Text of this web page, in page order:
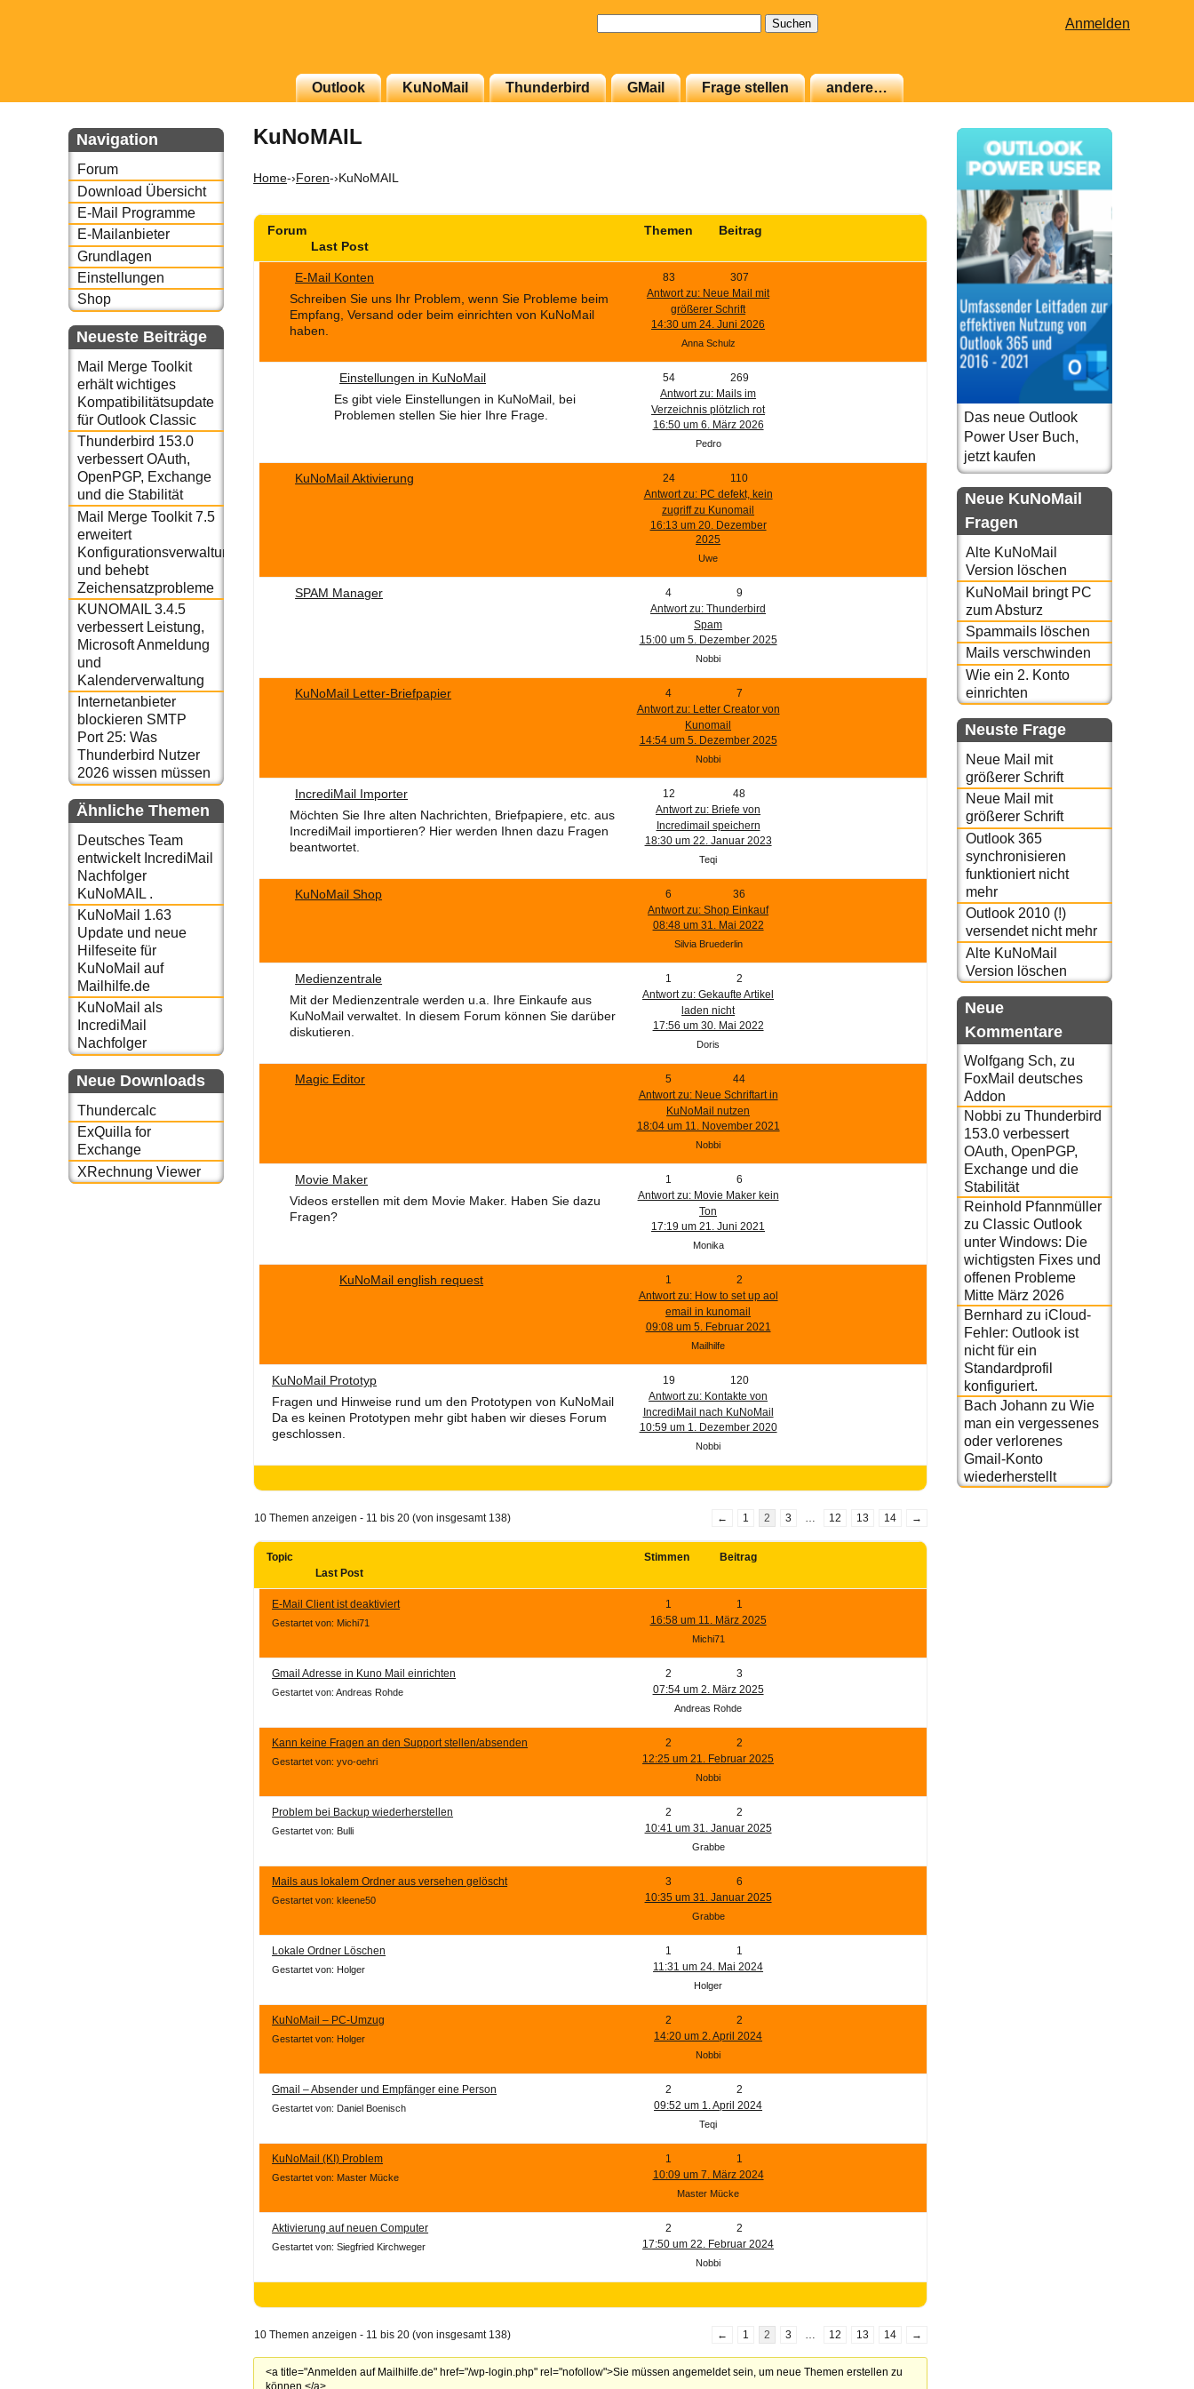
Anmelden
Outlook KuNoMail Thunderbird GMail Frage stellen andere…
Navigation
Forum
Download Übersicht
E-Mail Programme
E-Mailanbieter
Grundlagen
Einstellungen
Shop
Neueste Beiträge
Mail Merge Toolkit
erhält wichtiges
Kompatibilitätsupdate
für Outlook Classic
Thunderbird 153.0
verbessert OAuth,
OpenPGP, Exchange
und die Stabilität
Mail Merge Toolkit 7.5
erweitert
Konfigurationsverwaltung
und behebt
Zeichensatzprobleme
KUNOMAIL 3.4.5
verbessert Leistung,
Microsoft Anmeldung
und
Kalenderverwaltung
Internetanbieter
blockieren SMTP
Port 25: Was
Thunderbird Nutzer
2026 wissen müssen
Ähnliche Themen
Deutsches Team
entwickelt IncrediMail
Nachfolger
KuNoMAIL .
KuNoMail 1.63
Update und neue
Hilfeseite für
KuNoMail auf
Mailhilfe.de
KuNoMail als
IncrediMail
Nachfolger
Neue Downloads
Thundercalc
ExQuilla for
Exchange
XRechnung Viewer
KuNoMAIL
Home-›Foren-›KuNoMAIL
Forum Themen
Beitrag
Last Post
E-Mail Konten
Schreiben Sie uns Ihr Problem, wenn Sie Probleme beim
Empfang, Versand oder beim einrichten von KuNoMail
haben.
83
307
Antwort zu: Neue Mail mit
größerer Schrift
14:30 um 24. Juni 2026
Anna Schulz
Einstellungen in KuNoMail
Es gibt viele Einstellungen in KuNoMail, bei
Problemen stellen Sie hier Ihre Frage.
54
269
Antwort zu: Mails im
Verzeichnis plötzlich rot
16:50 um 6. März 2026
Pedro
KuNoMail Aktivierung 24
110
Antwort zu: PC defekt, kein
zugriff zu Kunomail
16:13 um 20. Dezember
2025
Uwe
SPAM Manager 4
9
Antwort zu: Thunderbird
Spam
15:00 um 5. Dezember 2025
Nobbi
KuNoMail Letter-Briefpapier 4
7
Antwort zu: Letter Creator von
Kunomail
14:54 um 5. Dezember 2025
Nobbi
IncrediMail Importer
Möchten Sie Ihre alten Nachrichten, Briefpapiere, etc. aus
IncrediMail importieren? Hier werden Ihnen dazu Fragen
beantwortet.
12
48
Antwort zu: Briefe von
Incredimail speichern
18:30 um 22. Januar 2023
Teqi
KuNoMail Shop 6
36
Antwort zu: Shop Einkauf
08:48 um 31. Mai 2022
Silvia Bruederlin
Medienzentrale
Mit der Medienzentrale werden u.a. Ihre Einkaufe aus
KuNoMail verwaltet. In diesem Forum können Sie darüber
diskutieren.
1
2
Antwort zu: Gekaufte Artikel
laden nicht
17:56 um 30. Mai 2022
Doris
Magic Editor 5
44
Antwort zu: Neue Schriftart in
KuNoMail nutzen
18:04 um 11. November 2021
Nobbi
Movie Maker
Videos erstellen mit dem Movie Maker. Haben Sie dazu
Fragen?
1
6
Antwort zu: Movie Maker kein
Ton
17:19 um 21. Juni 2021
Monika
KuNoMail english request 1
2
Antwort zu: How to set up aol
email in kunomail
09:08 um 5. Februar 2021
Mailhilfe
KuNoMail Prototyp
Fragen und Hinweise rund um den Prototypen von KuNoMail
Da es keinen Prototypen mehr gibt haben wir dieses Forum
geschlossen.
19
120
Antwort zu: Kontakte von
IncrediMail nach KuNoMail
10:59 um 1. Dezember 2020
Nobbi
10 Themen anzeigen - 11 bis 20 (von insgesamt 138) ← 1 2 3 … 12 13 14 →
Topic Stimmen
Beitrag
Last Post
E-Mail Client ist deaktiviert
Gestartet von: Michi71
1
1
16:58 um 11. März 2025
Michi71
Gmail Adresse in Kuno Mail einrichten
Gestartet von: Andreas Rohde
2
3
07:54 um 2. März 2025
Andreas Rohde
Kann keine Fragen an den Support stellen/absenden
Gestartet von: yvo-oehri
2
2
12:25 um 21. Februar 2025
Nobbi
Problem bei Backup wiederherstellen
Gestartet von: Bulli
2
2
10:41 um 31. Januar 2025
Grabbe
Mails aus lokalem Ordner aus versehen gelöscht
Gestartet von: kleene50
3
6
10:35 um 31. Januar 2025
Grabbe
Lokale Ordner Löschen
Gestartet von: Holger
1
1
11:31 um 24. Mai 2024
Holger
KuNoMail – PC-Umzug
Gestartet von: Holger
2
2
14:20 um 2. April 2024
Nobbi
Gmail – Absender und Empfänger eine Person
Gestartet von: Daniel Boenisch
2
2
09:52 um 1. April 2024
Teqi
KuNoMail (KI) Problem
Gestartet von: Master Mücke
1
1
10:09 um 7. März 2024
Master Mücke
Aktivierung auf neuen Computer
Gestartet von: Siegfried Kirchweger
2
2
17:50 um 22. Februar 2024
Nobbi
10 Themen anzeigen - 11 bis 20 (von insgesamt 138) ← 1 2 3 … 12 13 14 →
<a title="Anmelden auf Mailhilfe.de" href="/wp-login.php" rel="nofollow">Sie müssen angemeldet sein, um neue Themen erstellen zu
können.</a>
Das neue Outlook
Power User Buch,
jetzt kaufen
Neue KuNoMail
Fragen
Alte KuNoMail
Version löschen
KuNoMail bringt PC
zum Absturz
Spammails löschen
Mails verschwinden
Wie ein 2. Konto
einrichten
Neuste Frage
Neue Mail mit
größerer Schrift
Neue Mail mit
größerer Schrift
Outlook 365
synchronisieren
funktioniert nicht
mehr
Outlook 2010 (!)
versendet nicht mehr
Alte KuNoMail
Version löschen
Neue
Kommentare
Wolfgang Sch, zu
FoxMail deutsches
Addon
Nobbi zu Thunderbird
153.0 verbessert
OAuth, OpenPGP,
Exchange und die
Stabilität
Reinhold Pfannmüller
zu Classic Outlook
unter Windows: Die
wichtigsten Fixes und
offenen Probleme
Mitte März 2026
Bernhard zu iCloud-
Fehler: Outlook ist
nicht für ein
Standardprofil
konfiguriert.
Bach Johann zu Wie
man ein vergessenes
oder verlorenes
Gmail-Konto
wiederherstellt
oder auch